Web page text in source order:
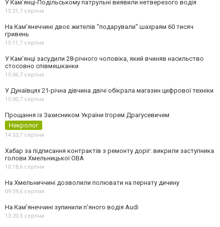
У Кам’янці-Подільському патрульні виявили нетверезого водія
15:21,7 серпня
На Камʼянеччині двоє жителів "подарували" шахраям 60 тисяч
гривень
15:11,7 серпня
У Камʼянці засудили 28-річного чоловіка, який вчиняв насильство
стосовно співмешканки
15:06,7 серпня
У Дунаївцях 21-річна дівчина двічі обікрала магазин цифрової техніки
15:00,7 серпня
Прощання із Захисником України Ігорем Драгусевичем
Некролог
14:53,7 серпня
Хабар за підписання контрактів з ремонту доріг: викрили заступника
голови Хмельницької ОВА
10:18,6 серпня
На Хмельниччині дозволили полювати на пернату дичину
09:59,6 серпня
На Камʼянеччині зупинили п'яного водія Audi
13:20,5 серпня